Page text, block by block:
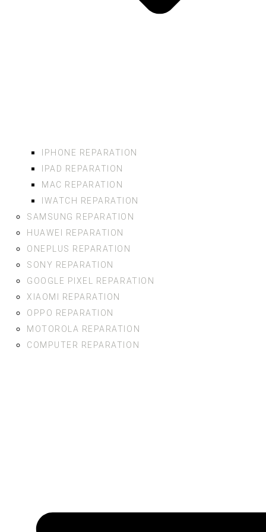
IPHONE REPARATION
IPAD REPARATION
MAC REPARATION
IWATCH REPARATION
SAMSUNG REPARATION
HUAWEI REPARATION
ONEPLUS REPARATION
SONY REPARATION
GOOGLE PIXEL REPARATION
XIAOMI REPARATION
OPPO REPARATION
MOTOROLA REPARATION
COMPUTER REPARATION